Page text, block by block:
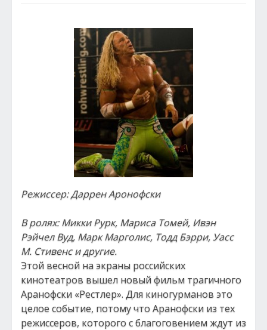
Режиссер: Даррен Аронофски
В ролях: Микки Рурк, Мариса Томей, Ивэн
Рэйчел Вуд, Марк Марголис, Тодд Бэрри, Уасс
М. Стивенс и другие.
Этой весной на экраны российских
кинотеатров вышел новый фильм трагичного
Аранофски «Рестлер». Для киногурманов это
целое событие, потому что Аранофски из тех
режиссеров, которого с благоговением ждут из